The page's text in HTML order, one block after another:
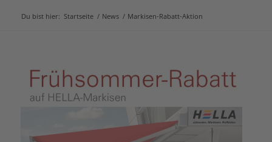
Du bist hier: Startseite / News / Markisen-Rabatt-Aktion